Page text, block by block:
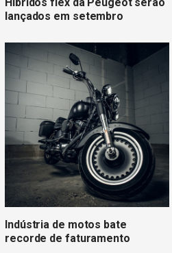
lançados em setembro
Indústria de motos bate
recorde de faturamento